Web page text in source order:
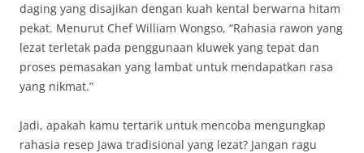
daging yang disajikan dengan kuah kental berwarna hitam
pekat. Menurut Chef William Wongso, “Rahasia rawon yang
lezat terletak pada penggunaan kluwek yang tepat dan
proses pemasakan yang lambat untuk mendapatkan rasa
yang nikmat.”
Jadi, apakah kamu tertarik untuk mencoba mengungkap
rahasia resep Jawa tradisional yang lezat? Jangan ragu